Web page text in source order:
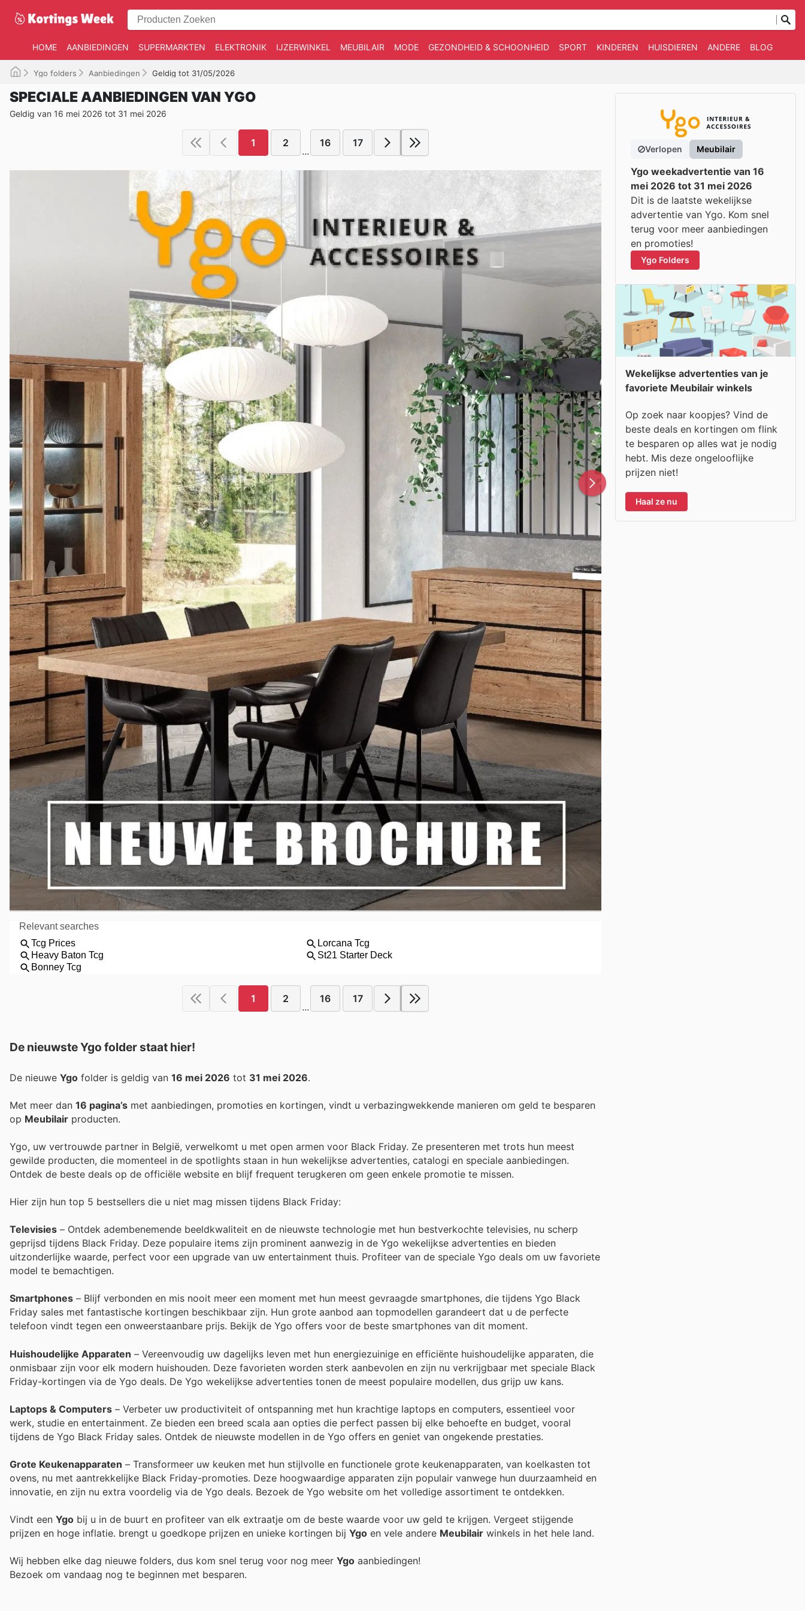
HOME AANBIEDINGEN SUPERMARKTEN ELEKTRONIK IJZERWINKEL MEUBILAIR MODE GEZONDHEID & SCHOONHEID SPORT KINDEREN HUISDIEREN ANDERE BLOG
Ygo folders Aanbiedingen Geldig tot 31/05/2026
SPECIALE AANBIEDINGEN VAN YGO
Geldig van 16 mei 2026 tot 31 mei 2026
1 2
...
16 17
1 2
...
16 17
De nieuwste Ygo folder staat hier!
De nieuwe Ygo folder is geldig van 16 mei 2026 tot 31 mei 2026.
Met meer dan 16 pagina’s met aanbiedingen, promoties en kortingen, vindt u verbazingwekkende manieren om geld te besparen
op Meubilair producten.
Ygo, uw vertrouwde partner in België, verwelkomt u met open armen voor Black Friday. Ze presenteren met trots hun meest
gewilde producten, die momenteel in de spotlights staan in hun wekelijkse advertenties, catalogi en speciale aanbiedingen.
Ontdek de beste deals op de officiële website en blijf frequent terugkeren om geen enkele promotie te missen.
Hier zijn hun top 5 bestsellers die u niet mag missen tijdens Black Friday:
Televisies – Ontdek adembenemende beeldkwaliteit en de nieuwste technologie met hun bestverkochte televisies, nu scherp
geprijsd tijdens Black Friday. Deze populaire items zijn prominent aanwezig in de Ygo wekelijkse advertenties en bieden
uitzonderlijke waarde, perfect voor een upgrade van uw entertainment thuis. Profiteer van de speciale Ygo deals om uw favoriete
model te bemachtigen.
Smartphones – Blijf verbonden en mis nooit meer een moment met hun meest gevraagde smartphones, die tijdens Ygo Black
Friday sales met fantastische kortingen beschikbaar zijn. Hun grote aanbod aan topmodellen garandeert dat u de perfecte
telefoon vindt tegen een onweerstaanbare prijs. Bekijk de Ygo offers voor de beste smartphones van dit moment.
Huishoudelijke Apparaten – Vereenvoudig uw dagelijks leven met hun energiezuinige en efficiënte huishoudelijke apparaten, die
onmisbaar zijn voor elk modern huishouden. Deze favorieten worden sterk aanbevolen en zijn nu verkrijgbaar met speciale Black
Friday-kortingen via de Ygo deals. De Ygo wekelijkse advertenties tonen de meest populaire modellen, dus grijp uw kans.
Laptops & Computers – Verbeter uw productiviteit of ontspanning met hun krachtige laptops en computers, essentieel voor
werk, studie en entertainment. Ze bieden een breed scala aan opties die perfect passen bij elke behoefte en budget, vooral
tijdens de Ygo Black Friday sales. Ontdek de nieuwste modellen in de Ygo offers en geniet van ongekende prestaties.
Grote Keukenapparaten – Transformeer uw keuken met hun stijlvolle en functionele grote keukenapparaten, van koelkasten tot
ovens, nu met aantrekkelijke Black Friday-promoties. Deze hoogwaardige apparaten zijn populair vanwege hun duurzaamheid en
innovatie, en zijn nu extra voordelig via de Ygo deals. Bezoek de Ygo website om het volledige assortiment te ontdekken.
Vindt een Ygo bij u in de buurt en profiteer van elk extraatje om de beste waarde voor uw geld te krijgen. Vergeet stijgende
prijzen en hoge inflatie. brengt u goedkope prijzen en unieke kortingen bij Ygo en vele andere Meubilair winkels in het hele land.
Wij hebben elke dag nieuwe folders, dus kom snel terug voor nog meer Ygo aanbiedingen!
Bezoek om vandaag nog te beginnen met besparen.
Verlopen Meubilair
Ygo weekadvertentie van 16
mei 2026 tot 31 mei 2026
Dit is de laatste wekelijkse
advertentie van Ygo. Kom snel
terug voor meer aanbiedingen
en promoties!
Ygo Folders
Wekelijkse advertenties van je
favoriete Meubilair winkels
Op zoek naar koopjes? Vind de
beste deals en kortingen om flink
te besparen op alles wat je nodig
hebt. Mis deze ongelooflijke
prijzen niet!
Haal ze nu